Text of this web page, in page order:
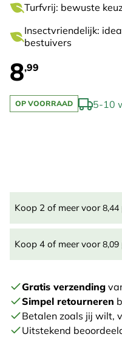
Turfvrij: bewuste
Insectvriendelijk:
bestuivers
8,99
OP VOORRAAD 5-10
Koop 2 of meer voor8,44
Koop 4 of meer voor8,09
Gratis verzending
Simpel retourneren
Betalen zoals jij wilt,
Uitstekend